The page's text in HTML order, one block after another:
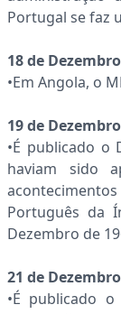
Portugal se faz
18 de Dezembro
•Em Angola, o
19 de Dezembro
•É publicado o
haviam sido
Português da
Dezembro de
21 de Dezembro
•É publicado